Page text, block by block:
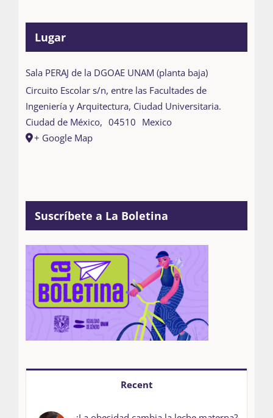
Lugar
Sala PERAJ de la DGOAE UNAM (planta baja)
Circuito Escolar s/n, entre las Facultades de
Ingeniería y Arquitectura, Ciudad Universitaria.
Ciudad de México, 04510 Mexico
+ Google Map
Suscríbete a La Boletina
Recent